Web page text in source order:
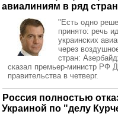
авиалиниям в ряд стран
"Есть одно
принято: речь
украинских
через
стран:
сказал премьер-министр РФ
правительства в четверг.
Россия полностью
Украиной по "делу